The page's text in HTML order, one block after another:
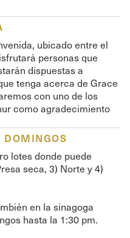
ubicado entre el
personas que
dispuestas a
tenga acerca de Grace
con uno de los
como agradecimiento
DOMINGOS
lotes donde puede
seca, 3) Norte y 4)
en la sinagoga
hasta la 1:30 pm.